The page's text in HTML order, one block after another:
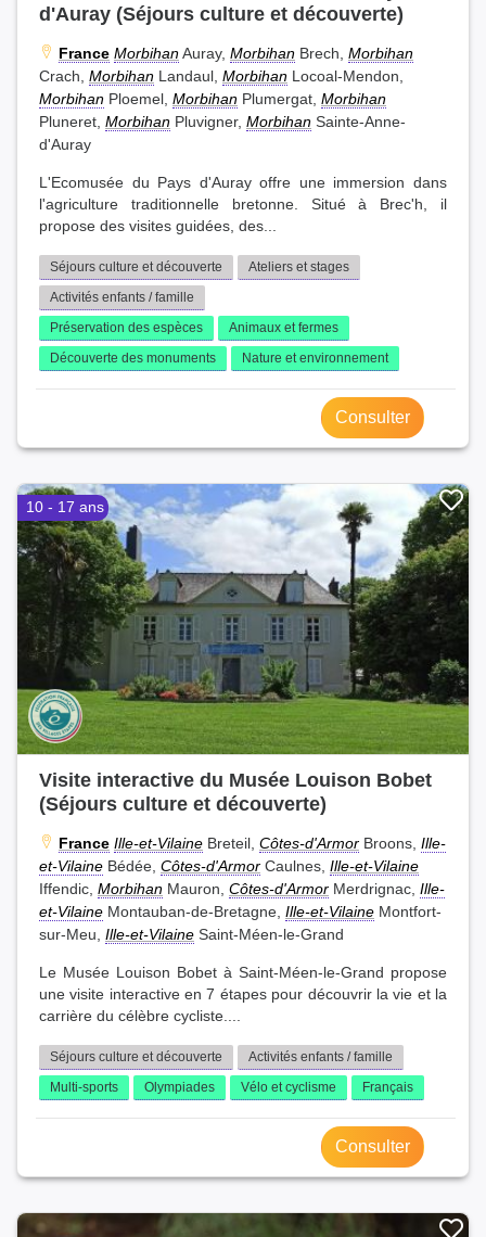
d'Auray (Séjours culture et découverte)
France MorbihanAuray, Morbihan Brech, Morbihan
Crach, Morbihan Landaul, Morbihan Locoal-Mendon,
Morbihan Ploemel, Morbihan Plumergat, Morbihan
Pluneret, Morbihan Pluvigner, Morbihan Sainte-Anne-
d'Auray
L'Ecomusée du Pays d'Auray offre une immersion dans
l'agriculture traditionnelle bretonne. Situé à Brec'h, il
propose des visites guidées, des...
Séjours culture et découverte
Ateliers et stages
Activités enfants / famille
Préservation des espèces
Animaux et fermes
Découverte des monuments
Nature et environnement
Consulter
10 - 17 ans
Visite interactive du Musée Louison Bobet
(Séjours culture et découverte)
France Ille-et-Vilaine Breteil, Côtes-d'Armor Broons, Ille-
et-Vilaine Bédée, Côtes-d'Armor Caulnes, Ille-et-Vilaine
Iffendic, Morbihan Mauron, Côtes-d'Armor Merdrignac, Ille-
et-Vilaine Montauban-de-Bretagne, Ille-et-Vilaine Montfort-
sur-Meu, Ille-et-Vilaine Saint-Méen-le-Grand
Le Musée Louison Bobet à Saint-Méen-le-Grand propose
une visite interactive en 7 étapes pour découvrir la vie et la
carrière du célèbre cycliste....
Séjours culture et découverte
Activités enfants / famille
Multi-sports
Olympiades Vélo et cyclisme Français
Consulter